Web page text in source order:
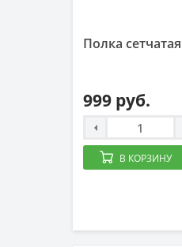
Полка
999 руб.
В КОРЗИНУ